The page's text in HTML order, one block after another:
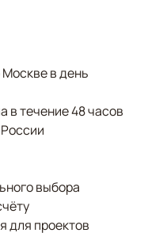
в день
в течение 48 часов
выбора
для проектов